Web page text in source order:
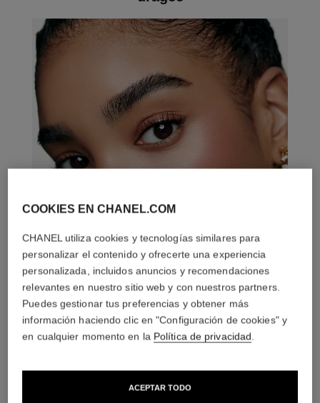
LA COMBINACIÓN PERFECTA
COOKIES EN CHANEL.COM
CHANEL utiliza cookies y tecnologías similares para
personalizar el contenido y ofrecerte una experiencia
personalizada, incluidos anuncios y recomendaciones
relevantes en nuestro sitio web y con nuestros partners.
Puedes gestionar tus preferencias y obtener más
información haciendo clic en "Configuración de cookies" y
en cualquier momento en la Política de privacidad.
ACEPTAR TODO